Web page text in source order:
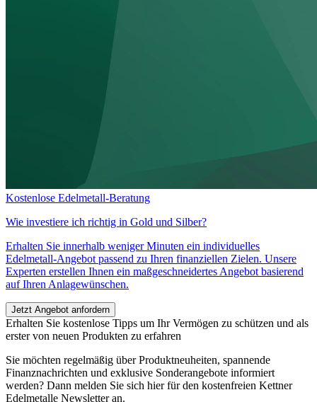
Kostenlose Edelmetall-Beratung
Wie investiere ich richtig in Gold und Silber?
Erhalten Sie innerhalb weniger Minuten ein individuelles
Edelmetall-Angebot passend zu Ihren finanziellen Zielen. Unsere
Experten erstellen Ihnen ein maßgeschneidertes Angebot basierend
auf Ihren Anlagewünschen.
Jetzt Angebot anfordern
Erhalten Sie kostenlose Tipps um Ihr Vermögen zu schützen und als
erster von neuen Produkten zu erfahren
Sie möchten regelmäßig über Produktneuheiten, spannende
Finanznachrichten und exklusive Sonderangebote informiert
werden? Dann melden Sie sich hier für den kostenfreien Kettner
Edelmetalle Newsletter an.